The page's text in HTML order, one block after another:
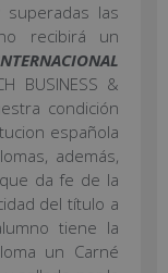
las
recibirá un
BUSINESS &
condición
española
además,
da fe de la
del título a
tiene la
un Carné